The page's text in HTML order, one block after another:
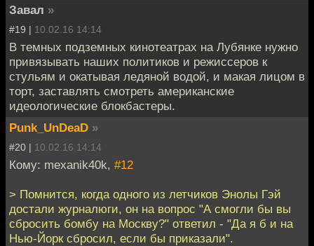
Завал »
#19 | 10.02.16 14:14
В темных подземных кинотеатрах на Лубянке нужно
привязывать наших политиков и режиссеров к
стульям и окатывая ледяной водой, и макая лицом в
торт, заставлять смотреть американские
идеологические блокбастеры.
Punk_UnDeaD »
#20 | 10.02.16 14:14
Кому: mexanik40k, #12
> Помнится, когда одного из летчиков Энолы Гэй
достали журналюги, он на вопрос "А смогли бы вы
сбросить бомбу на Москву?" ответил - "Да я б и на
Нью-Йорк сбросил, если бы приказали".